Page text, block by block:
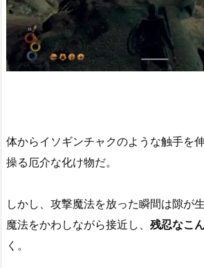
体からイソギンチャクのような触手を
操る厄介な化け物だ。
しかし、攻撃魔法を放った瞬間は隙が生
魔法をかわしながら接近し、 残忍なこ
く。